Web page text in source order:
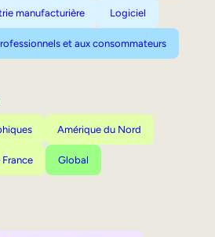
manufacturière Logiciel
et aux consommateurs
Amérique du Nord
France Global